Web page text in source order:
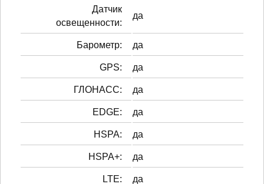
Датчик
освещенности:
да
Барометр: да
GPS: да
ГЛОНАСС: да
EDGE: да
HSPA: да
HSPA+: да
LTE: да